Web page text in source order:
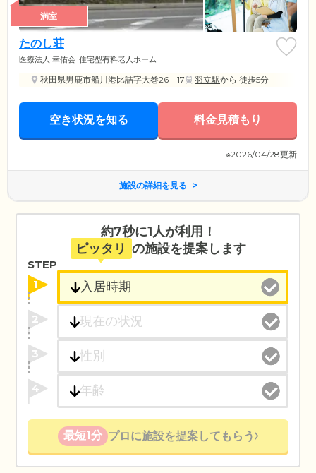
満室
たのし荘
医療法人 幸佑会 住宅型有料老人ホーム
秋田県男鹿市船川港比詰字大巻26－17 羽立駅から 徒歩5分
空き状況を知る 料金見積もり
※2026/04/28更新
施設の詳細を見る
約7秒に1人が利用！
ピッタリ の施設を提案します
STEP
1
2
3
4
最短1分 プロに施設を提案してもらう